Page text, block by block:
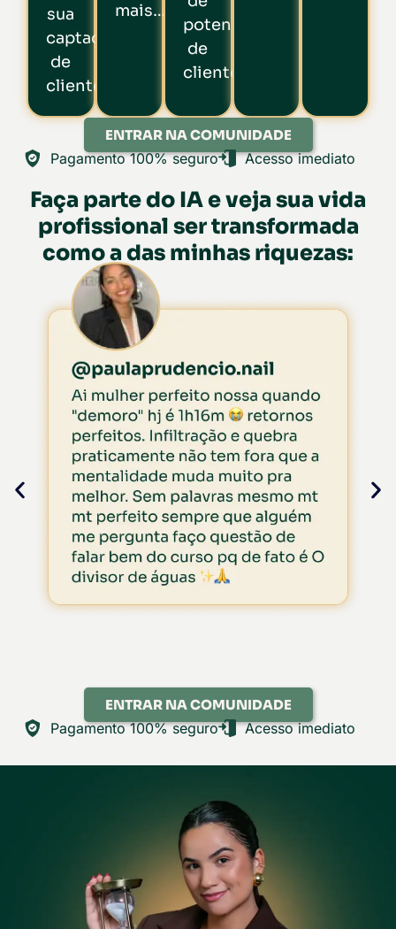
sua
captação
de
clientes.
mais…
potenciais
de
clientes.
ENTRAR NA COMUNIDADE
Pagamento 100% seguro Acesso imediato
Faça parte do IA e veja sua vida
profissional ser transformada
como a das minhas riquezas:
ENTRAR NA COMUNIDADE
Pagamento 100% seguro Acesso imediato